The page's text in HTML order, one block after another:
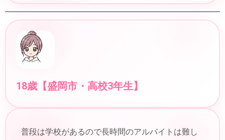
18歳【盛岡市・高校3年生】
普段は学校があるので長時間のアルバイトは難し